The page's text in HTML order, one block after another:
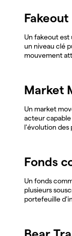
Fakeout
Un fakeout est
un niveau clé
mouvement
Market
Un market
acteur
l'évolution des
Fonds
Un fonds
plusieurs
portefeuille